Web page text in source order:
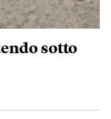
sotto